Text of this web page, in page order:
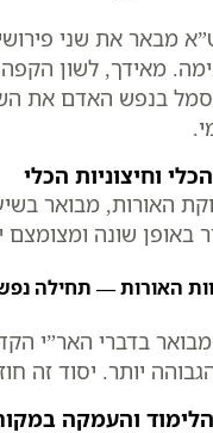
מבאר את שני
מאידך, לשון
בנפש האדם את
וחיצוניות הכלי
האורות, מבואר
באופן שונה
האורות — תחילה
מבואר בדברי האר”י
יותר. יסוד זה
והעמקה